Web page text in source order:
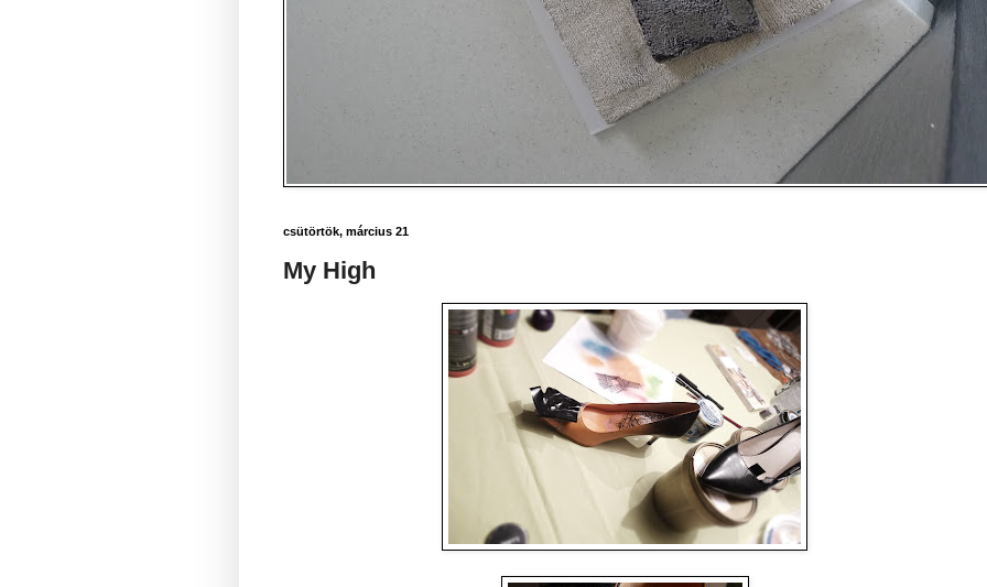
csütörtök, március 21
My High